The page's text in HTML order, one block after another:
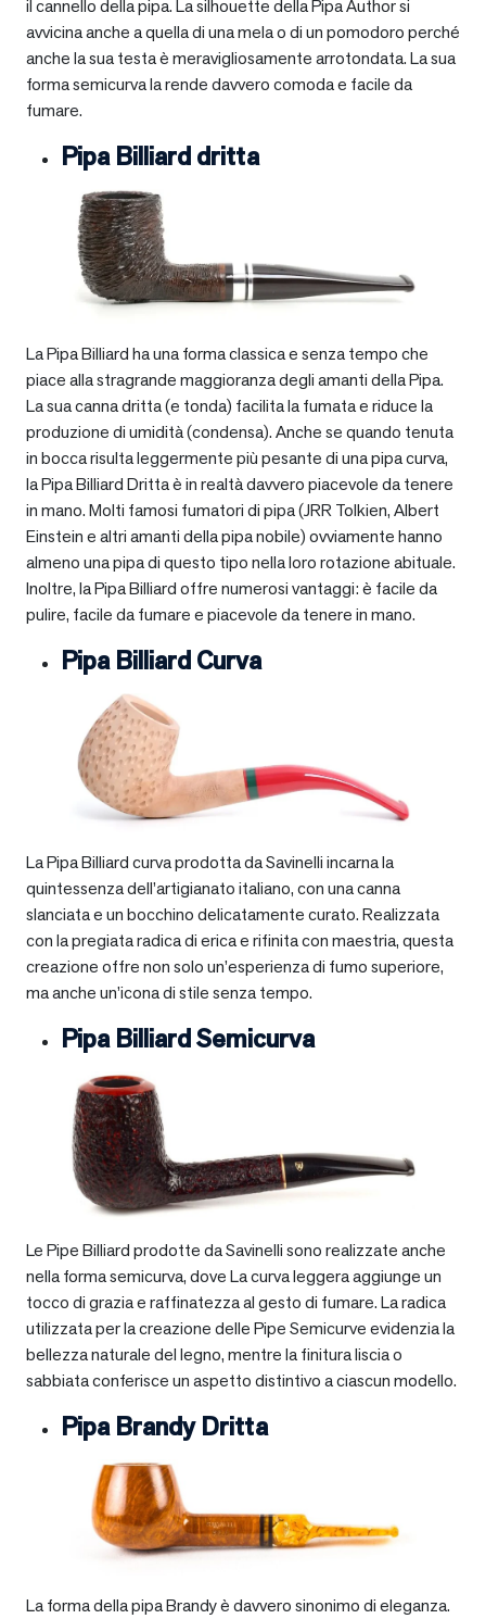
il cannello della pipa. La silhouette della Pipa Author si
avvicina anche a quella di una mela o di un pomodoro perché
anche la sua testa è meravigliosamente arrotondata. La sua
forma semicurva la rende davvero comoda e facile da
fumare.
Pipa Billiard dritta
La Pipa Billiard ha una forma classica e senza tempo che
piace alla stragrande maggioranza degli amanti della Pipa.
La sua canna dritta (e tonda) facilita la fumata e riduce la
produzione di umidità (condensa). Anche se quando tenuta
in bocca risulta leggermente più pesante di una pipa curva,
la Pipa Billiard Dritta è in realtà davvero piacevole da tenere
in mano. Molti famosi fumatori di pipa (JRR Tolkien, Albert
Einstein e altri amanti della pipa nobile) ovviamente hanno
almeno una pipa di questo tipo nella loro rotazione abituale.
Inoltre, la Pipa Billiard offre numerosi vantaggi: è facile da
pulire, facile da fumare e piacevole da tenere in mano.
Pipa Billiard Curva
La Pipa Billiard curva prodotta da Savinelli incarna la
quintessenza dell’artigianato italiano, con una canna
slanciata e un bocchino delicatamente curato. Realizzata
con la pregiata radica di erica e rifinita con maestria, questa
creazione offre non solo un’esperienza di fumo superiore,
ma anche un’icona di stile senza tempo.
Pipa Billiard Semicurva
Le Pipe Billiard prodotte da Savinelli sono realizzate anche
nella forma semicurva, dove La curva leggera aggiunge un
tocco di grazia e raffinatezza al gesto di fumare. La radica
utilizzata per la creazione delle Pipe Semicurve evidenzia la
bellezza naturale del legno, mentre la finitura liscia o
sabbiata conferisce un aspetto distintivo a ciascun modello.
Pipa Brandy Dritta
La forma della pipa Brandy è davvero sinonimo di eleganza.